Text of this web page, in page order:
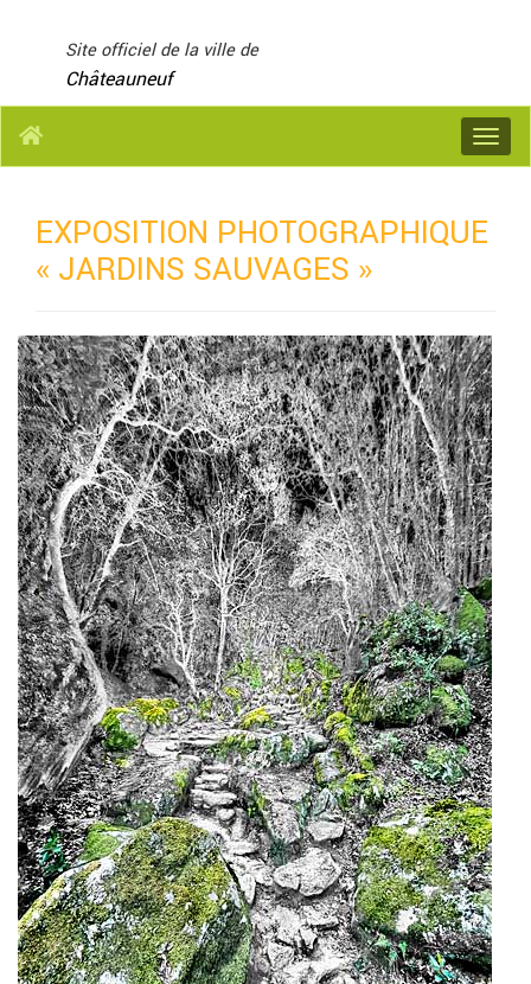
Site officiel de la ville de
Châteauneuf
Menu
EXPOSITION PHOTOGRAPHIQUE
« JARDINS SAUVAGES »